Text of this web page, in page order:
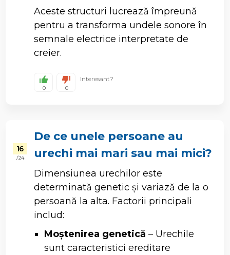
Aceste structuri lucrează împreună
pentru a transforma undele sonore în
semnale electrice interpretate de
creier.
0 0
Interesant?
16
/ 24
De ce unele persoane au
urechi mai mari sau mai mici?
Dimensiunea urechilor este
determinată genetic și variază de la o
persoană la alta. Factorii principali
includ:
Moștenirea genetică – Urechile
sunt caracteristici ereditare